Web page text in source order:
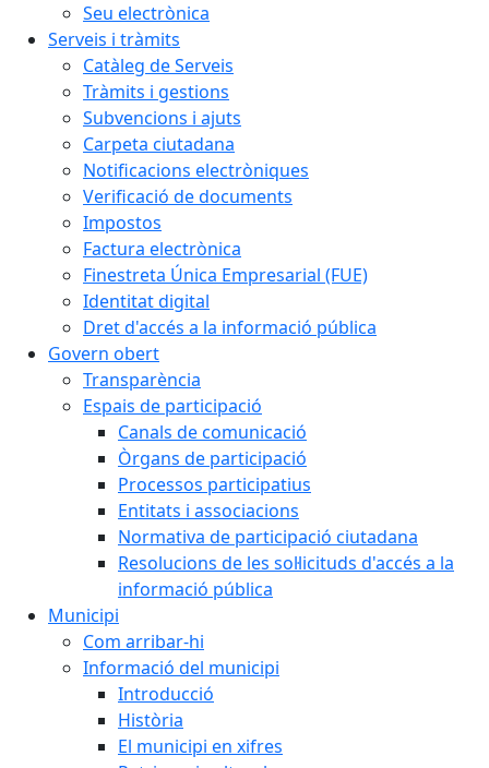
Seu electrònica
Serveis i tràmits
Catàleg de Serveis
Tràmits i gestions
Subvencions i ajuts
Carpeta ciutadana
Notificacions electròniques
Verificació de documents
Impostos
Factura electrònica
Finestreta Única Empresarial (FUE)
Identitat digital
Dret d'accés a la informació pública
Govern obert
Transparència
Espais de participació
Canals de comunicació
Òrgans de participació
Processos participatius
Entitats i associacions
Normativa de participació ciutadana
Resolucions de les sol·licituds d'accés a la
informació pública
Municipi
Com arribar-hi
Informació del municipi
Introducció
Història
El municipi en xifres